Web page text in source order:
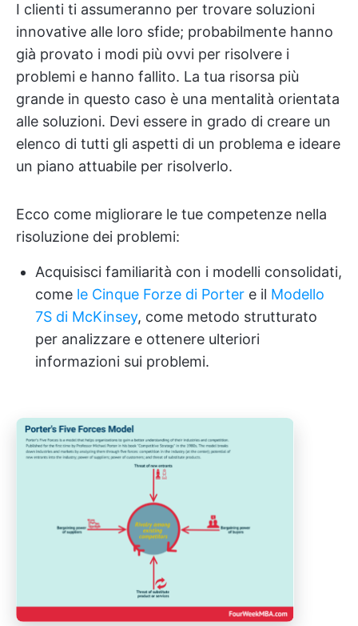
I clienti ti assumeranno per trovare soluzioni
innovative alle loro sfide; probabilmente hanno
già provato i modi più ovvi per risolvere i
problemi e hanno fallito. La tua risorsa più
grande in questo caso è una mentalità orientata
alle soluzioni. Devi essere in grado di creare un
elenco di tutti gli aspetti di un problema e ideare
un piano attuabile per risolverlo.
Ecco come migliorare le tue competenze nella
risoluzione dei problemi:
Acquisisci familiarità con i modelli consolidati,
come le Cinque Forze di Porter e il Modello
7S di McKinsey, come metodo strutturato
per analizzare e ottenere ulteriori
informazioni sui problemi.